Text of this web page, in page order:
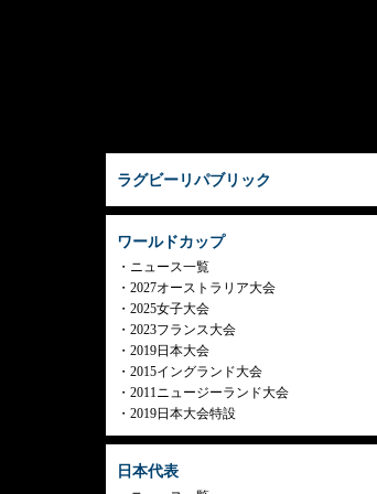
ラグビーリパブリック
ワールドカップ
ニュース一覧
2027オーストラリア大会
2025女子大会
2023フランス大会
2019日本大会
2015イングランド大会
2011ニュージーランド大会
2019日本大会特設
日本代表